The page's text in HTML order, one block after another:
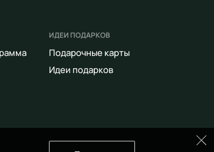
ИДЕИ ПОДАРКОВ
Подарочные карты
Идеи подарков